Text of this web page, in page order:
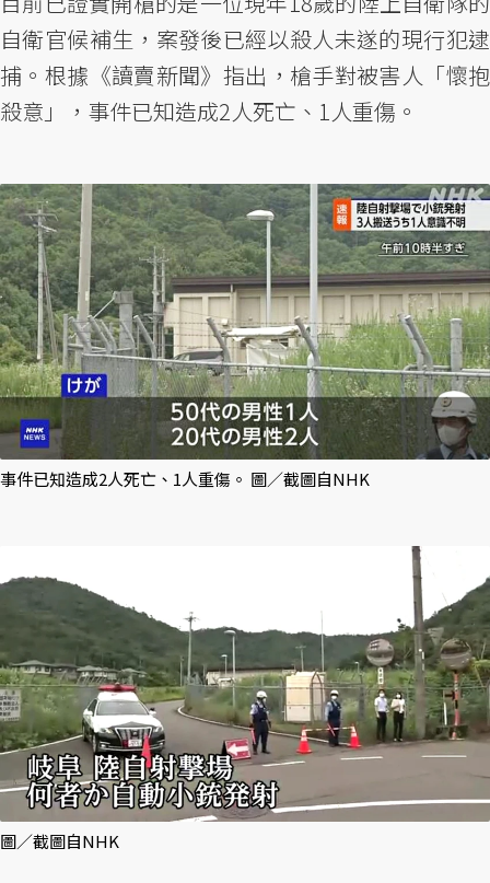
自衛官候補生，案發後已經以殺人未遂的現行犯逮
捕。根據《讀賣新聞》指出，槍手對被害人「懷抱
殺意」，事件已知造成2人死亡、1人重傷。
事件已知造成2人死亡、1人重傷。 圖／截圖自NHK
圖／截圖自NHK